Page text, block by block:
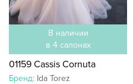
В наличии
в 4 салонах
01159 Cassis Cornuta
Бренд: Ida Torez